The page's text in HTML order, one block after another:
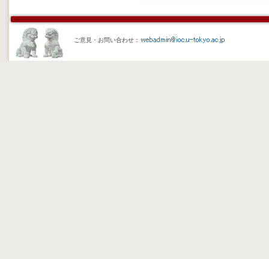
ご意見・お問い合わせ：